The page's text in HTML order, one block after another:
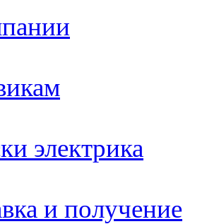
электрика
и получение